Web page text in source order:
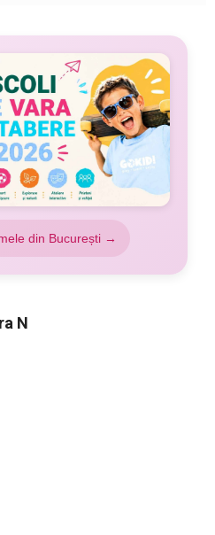
din București →
N